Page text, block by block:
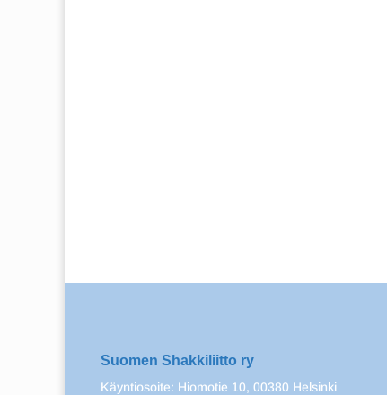
Suomen Shakkiliitto ry
Käyntiosoite: Hiomotie 10, 00380 Helsinki